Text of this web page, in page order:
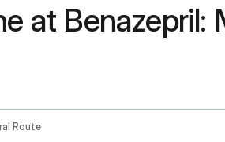
at Benazepril:
Route